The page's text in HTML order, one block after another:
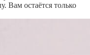
Вам остаётся только